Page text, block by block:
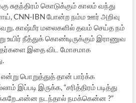
சுதந்திரம் கொடுக்கும் காலம் வந்து
CNN-IBN போன்ற நம்ம ஊர் அறிவு
காஷ்மீர மலைகளில் தவம் செய்த நம்
நீத்துக் கொண்டிருக்கும் இராணுவ
இதை விட மோசமாக
என்று பொறுத்துத் தான் பார்க்க
இருக்க, “சரித்திரம் படித்து
நடந்தால் நமக்கென்ன ?”